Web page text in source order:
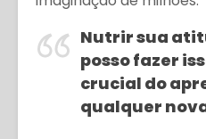
Nutrir sua
posso fazer
crucial do
qualquer